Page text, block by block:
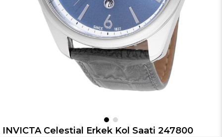
INVICTA Celestial Erkek Kol Saati 247800